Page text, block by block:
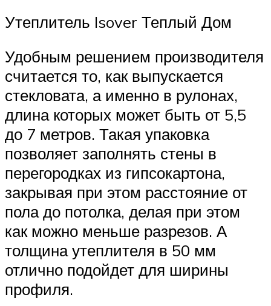
Утеплитель Isover Теплый Дом
Удобным решением производителя
считается то, как выпускается
стекловата, а именно в рулонах,
длина которых может быть от 5,5
до 7 метров. Такая упаковка
позволяет заполнять стены в
перегородках из гипсокартона,
закрывая при этом расстояние от
пола до потолка, делая при этом
как можно меньше разрезов. А
толщина утеплителя в 50 мм
отлично подойдет для ширины
профиля.